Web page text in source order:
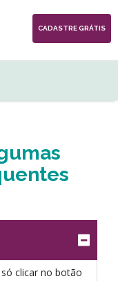
CADASTRE GRÁTIS
clicar no botão